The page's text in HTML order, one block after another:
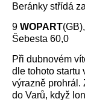
Beránky střídá
9 WOPART
Šebesta 60,0
Při dubnovém
dle tohoto startu
výrazně prohrál.
do Varů, když